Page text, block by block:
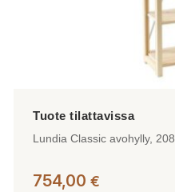
Lundia Classic avohylly,
754,00 €